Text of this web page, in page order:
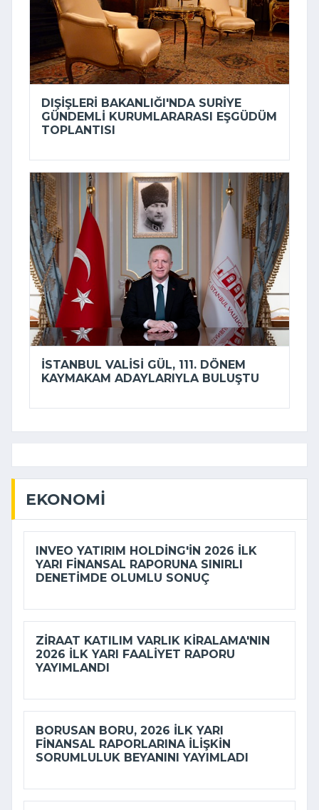
DIŞIŞLERI BAKANLIĞI'NDA SURIYE
GÜNDEMLI KURUMLARARASI EŞGÜDÜM
TOPLANTISI
İSTANBUL VALISI GÜL, 111. DÖNEM
KAYMAKAM ADAYLARIYLA BULUŞTU
EKONOMI
INVEO YATIRIM HOLDING'IN 2026 ILK
YARI FINANSAL RAPORUNA SINIRLI
DENETIMDE OLUMLU SONUÇ
ZIRAAT KATILIM VARLIK KIRALAMA'NIN
2026 ILK YARI FAALIYET RAPORU
YAYIMLANDI
BORUSAN BORU, 2026 ILK YARI
FINANSAL RAPORLARINA ILIŞKIN
SORUMLULUK BEYANINI YAYIMLADI